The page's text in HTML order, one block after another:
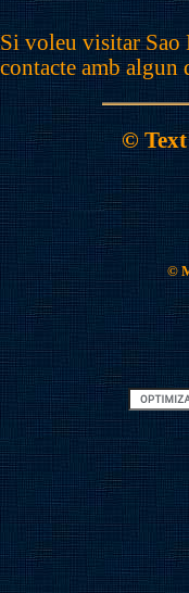
Si voleu visitar Sao
contacte amb algun
©
©